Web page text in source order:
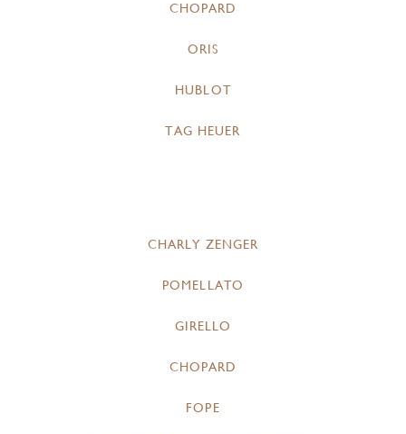
CHOPARD
ORIS
HUBLOT
TAG HEUER
CHARLY ZENGER
POMELLATO
GIRELLO
CHOPARD
FOPE